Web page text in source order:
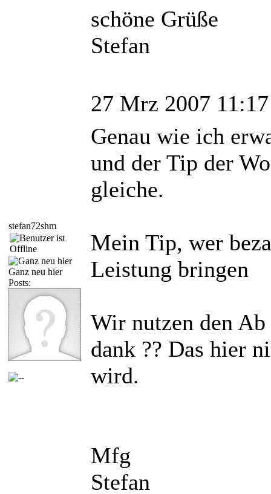
schöne Grüße
Stefan
stefan72shm
Ganz neu hier
Posts:
27 Mrz 2007 11:17
Genau wie ich
und der Tip der
gleiche.
Mein Tip, wer
Leistung bringen
Wir nutzen den
dank ?? Das hier
wird.
Mfg
Stefan